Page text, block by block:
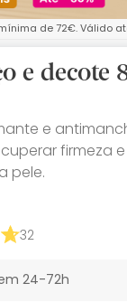
de 72€. Válido
e decote
e
firmeza
pele.
32
24-72h